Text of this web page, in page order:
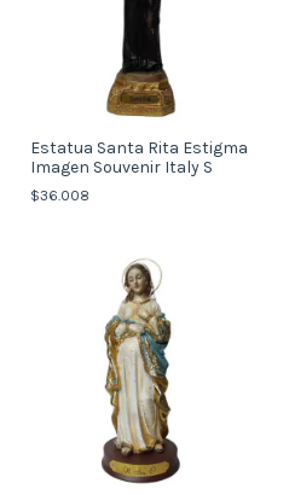
Estatua Santa Rita Estigma
Imagen Souvenir Italy S
$36.008